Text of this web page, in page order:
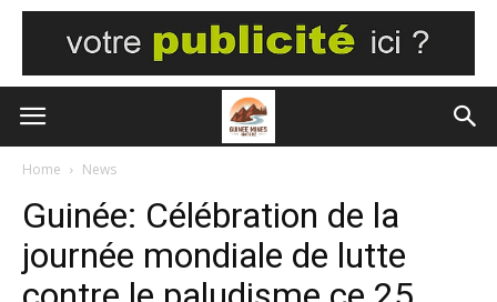
Home News
Guinée: Célébration de la
journée mondiale de lutte